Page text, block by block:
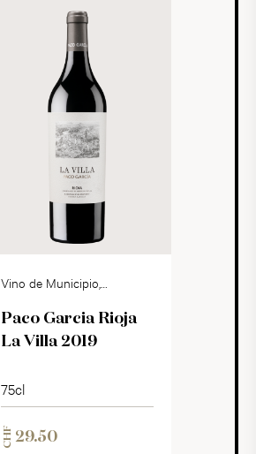
Vino de Municipio,
Paco Garcia Rioja
La Villa 2019
75cl
CHF 29.50